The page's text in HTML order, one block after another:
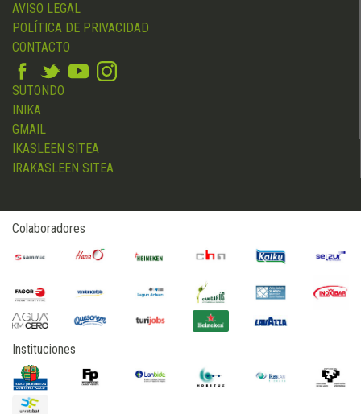
AVISO LEGAL
POLÍTICA DE PRIVACIDAD
CONTACTO
SUTONDO
INIKA
GMAIL
IKASLEEN SITEA
IRAKASLEEN SITEA
Colaboradores
Instituciones